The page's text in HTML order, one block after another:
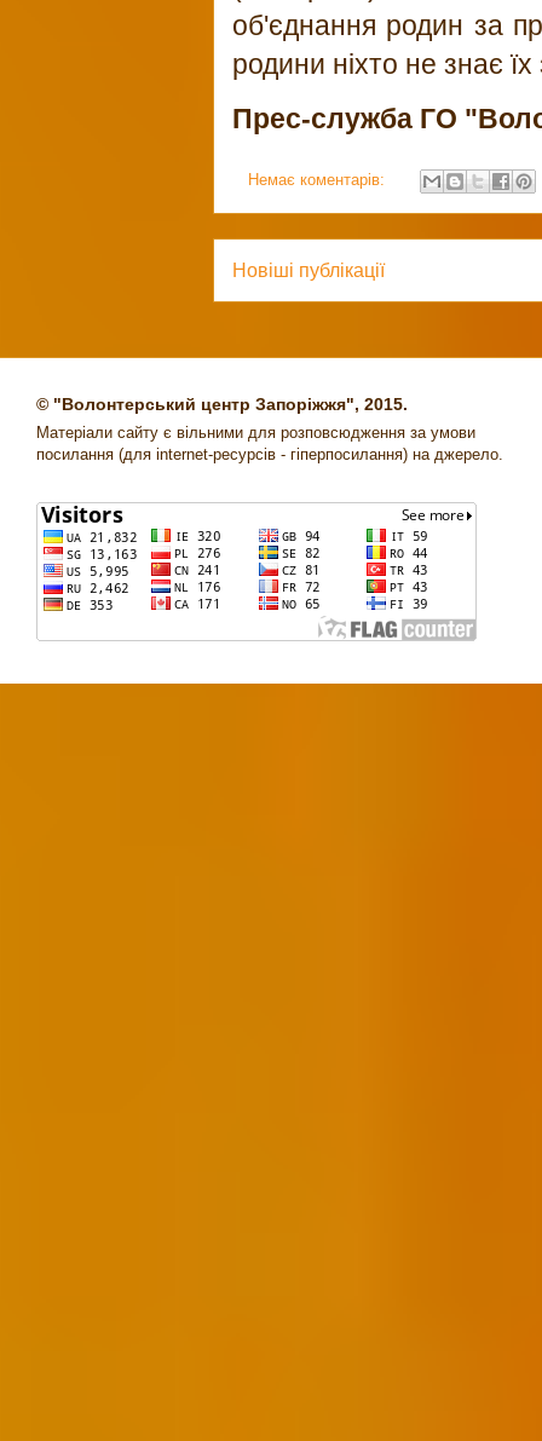
об'єднання родин за
родини ніхто не знає
Прес-служба ГО
Немає коментарів:
Новіші публікації
© "Волонтерський центр Запоріжжя", 2015.
Матеріали сайту є вільними для розповсюдження за умови
посилання (для internet-ресурсів - гіперпосилання) на джерело.